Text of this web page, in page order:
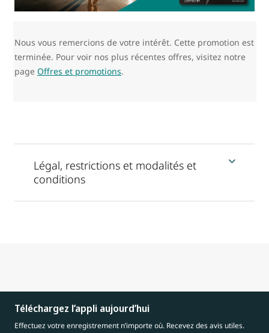
Nous vous remercions de votre intérêt. Cette promotion est
terminée. Pour voir nos plus récentes offres, visitez notre
page Offres et promotions.
Légal, restrictions et modalités et
conditions
Téléchargez l’appli aujourd’hui
Effectuez votre enregistrement n’importe où. Recevez des avis utiles.